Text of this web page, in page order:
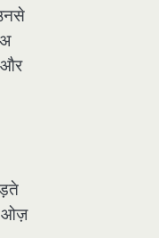
और
ओज़